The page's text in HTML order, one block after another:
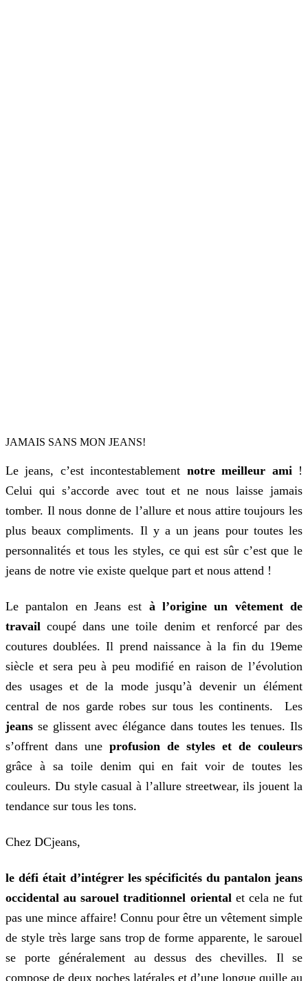
JAMAIS SANS MON JEANS!
Le jeans, c’est incontestablement notre meilleur ami!
Celui qui s’accorde avec tout et ne nous laisse jamais
tomber. Il nous donne de l’allure et nous attire toujours les
plus beaux compliments. Il y a un jeans pour toutes les
personnalités et tous les styles, ce qui est sûr c’est que le
jeans de notre vie existe quelque part et nous attend !
Le pantalon en Jeans est à l’origine un vêtement de
travail coupé dans une toile denim et renforcé par des
coutures doublées. Il prend naissance à la fin du 19eme
siècle et sera peu à peu modifié en raison de l’évolution
des usages et de la mode jusqu’à devenir un élément
central de nos garde robes sur tous les continents. Les
jeans se glissent avec élégance dans toutes les tenues. Ils
s’offrent dans une profusion de styles et de couleurs
grâce à sa toile denim qui en fait voir de toutes les
couleurs. Du style casual à l’allure streetwear, ils jouent la
tendance sur tous les tons.
Chez DCjeans,
le défi était d’intégrer les spécificités du pantalon jeans
occidental au sarouel traditionnel oriental et cela ne fut
pas une mince affaire! Connu pour être un vêtement simple
de style très large sans trop de forme apparente, le sarouel
se porte généralement au dessus des chevilles. Il se
compose de deux poches latérales et d’une longue quille au